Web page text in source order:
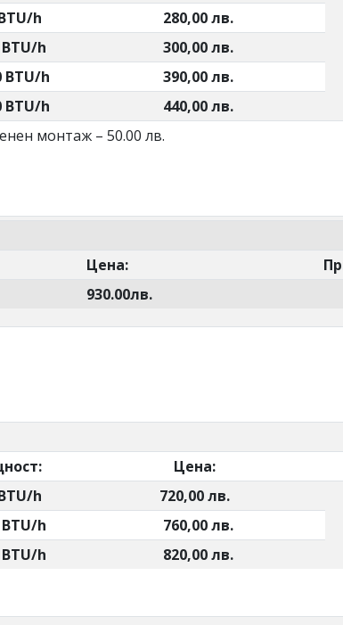
h
280,00 лв.
h
300,00 лв.
BTU/h
390,00 лв.
BTU/h
440,00 лв.
монтаж – 50.00 лв.
Цена:
930.00лв.
Цена:
h
720,00 лв.
h
760,00 лв.
h 820,00 лв.